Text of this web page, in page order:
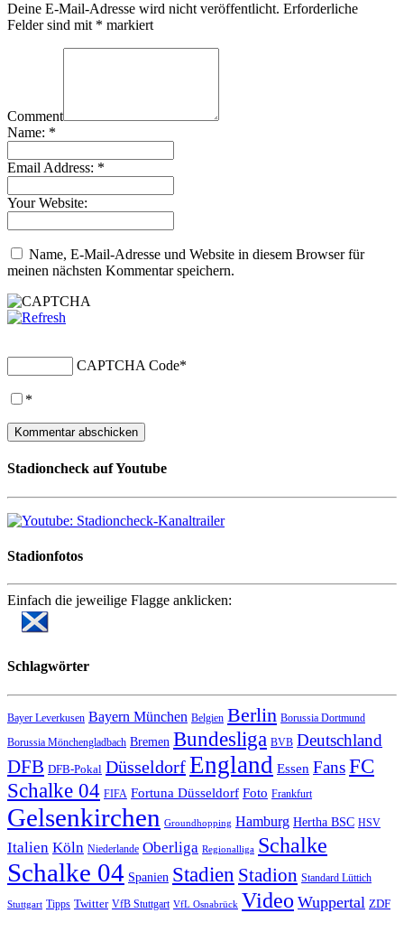
Deine E-Mail-Adresse wird nicht veröffentlicht. Erforderliche
Felder sind mit * markiert
Comment
Name: *
Email Address: *
Your Website:
Name, E-Mail-Adresse und Website in diesem Browser für
meinen nächsten Kommentar speichern.
CAPTCHA Code*
*
Stadioncheck auf Youtube
Stadionfotos
Einfach die jeweilige Flagge anklicken:
Schlagwörter
Bayer Leverkusen Bayern München Belgien Berlin Borussia Dortmund
Borussia Mönchengladbach Bremen Bundesliga BVB Deutschland
DFB DFB-Pokal DüsseldorfEngland Essen FansFC
Schalke 04 FIFA Fortuna Düsseldorf Foto Frankfurt
Gelsenkirchen Groundhopping Hamburg Hertha BSC HSV
Italien Köln Niederlande Oberliga Regionalliga Schalke
Schalke 04 Spanien Stadien Stadion Standard Lüttich
Stuttgart Tipps Twitter VfB Stuttgart VfL Osnabrück Video Wuppertal ZDF